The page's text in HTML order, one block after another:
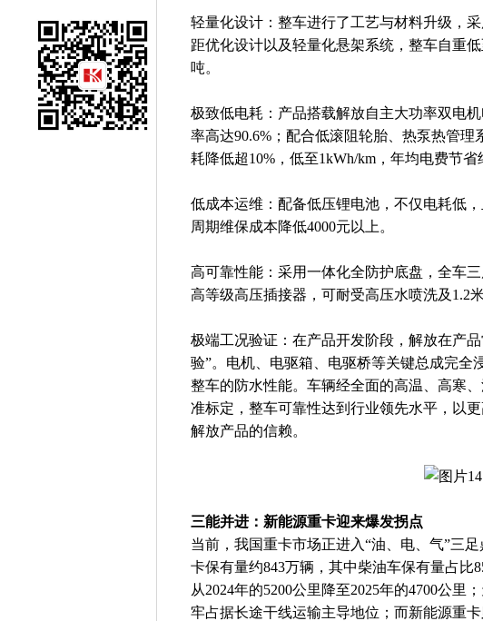
轻量化设计：整车进行了工艺与材料升级，
距优化设计以及轻量化悬架系统，整车自重
吨。
极致低电耗：产品搭载解放自主大功率双电
率高达90.6%；配合低滚阻轮胎、热泵热管
耗降低超10%，低至1kWh/km，年均电费节省
低成本运维：配备低压锂电池，不仅电耗低
周期维保成本降低4000元以上。
高可靠性能：采用一体化全防护底盘，全车
高等级高压插接器，可耐受高压水喷洗及1.2
极端工况验证：在产品开发阶段，解放在产
验”。电机、电驱箱、电驱桥等关键总成完全
整车的防水性能。车辆经全面的高温、高寒
准标定，整车可靠性达到行业领先水平，以
解放产品的信赖。
三能并进：新能源重卡迎来爆发拐点
当前，我国重卡市场正进入“油、电、气”三
卡保有量约843万辆，其中柴油车保有量占比
从2024年的5200公里降至2025年的4700公里
牢占据长途干线运输主导地位；而新能源重